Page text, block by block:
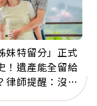
妹特留分」正式
！遺產能全留給
律師提醒：沒做